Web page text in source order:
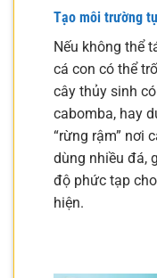
Tạo môi trường
Nếu không thể
cá con có thể
cây thủy sinh
cabomba, hay
“rừng rậm” nơi
dùng nhiều đá,
độ phức tạp
hiện.